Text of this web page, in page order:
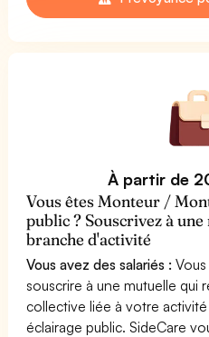
À partir de
Vous êtes Monteur /
public ? Souscrivez à
branche d'activité
Vous avez des salariés :
souscrire à une mutuelle
collective liée à votre
éclairage public. SideCare